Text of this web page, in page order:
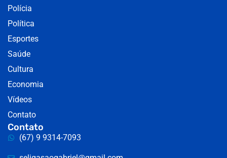
Polícia
Política
Esportes
Saúde
Cultura
Economia
Vídeos
Contato
Contato
(67) 9 9314-7093